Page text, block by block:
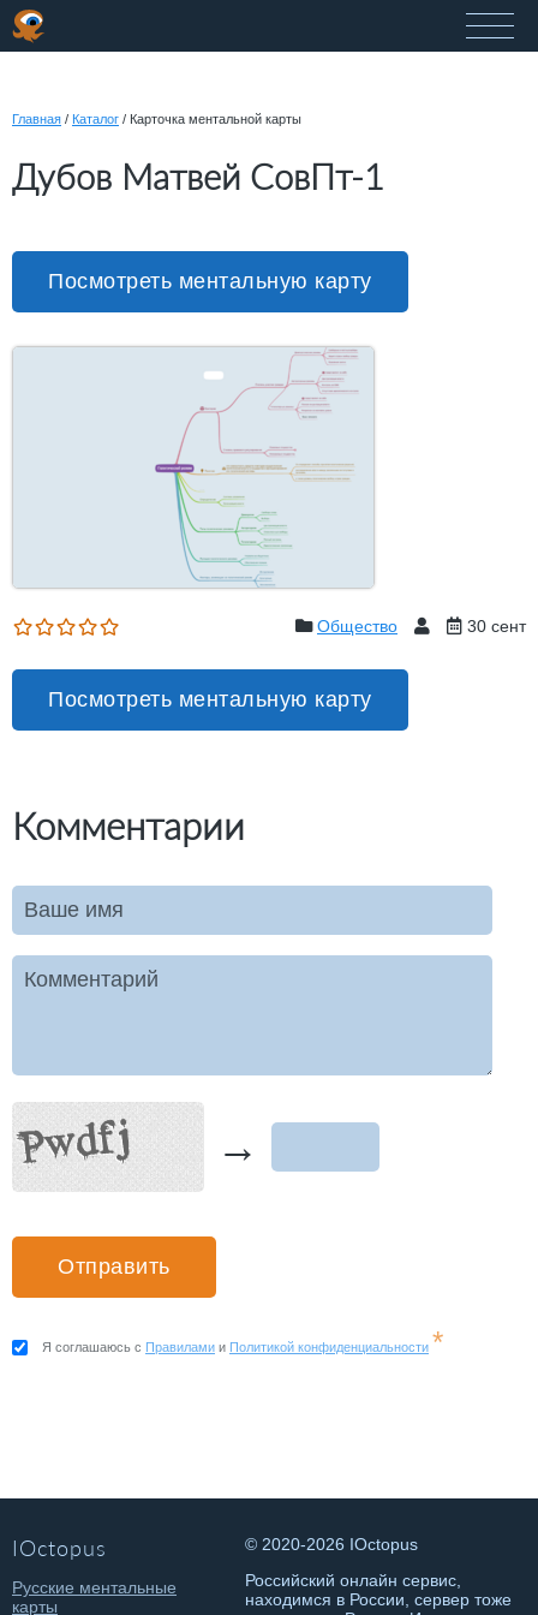
Главная / Каталог / Карточка ментальной карты
Дубов Матвей СовПт-1
Посмотреть ментальную карту
Общество 30 сент
Посмотреть ментальную карту
Комментарии
Ваше имя
Комментарий
→
Я соглашаюсь с Правилами и Политикой конфиденциальности *
IOctopus
Русские ментальные
карты
© 2020-2026 IOctopus
Российский онлайн сервис,
находимся в России, сервер тоже